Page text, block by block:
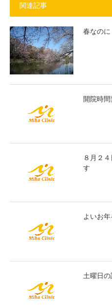
関連記事
春なのに
開院時
８月２
す
よいお
土曜日の